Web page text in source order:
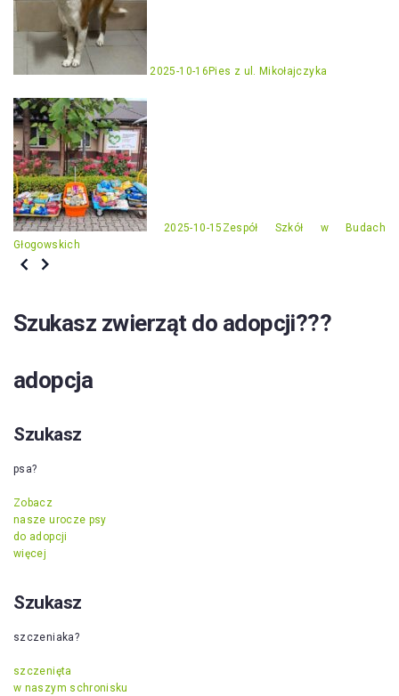
2025-10-16 Pies z ul. Mikołajczyka
2025-10-15 Zespół Szkół w Budach
Głogowskich
Szukasz zwierząt do adopcji???
adopcja
Szukasz
psa?
Zobacz
nasze urocze psy
do adopcji
więcej
Szukasz
szczeniaka?
szczenięta
w naszym schronisku